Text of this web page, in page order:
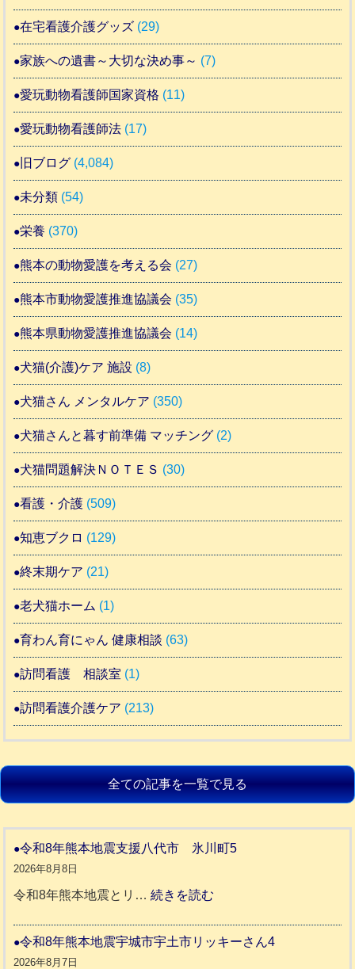
在宅看護介護グッズ (29)
家族への遺書～大切な決め事～ (7)
愛玩動物看護師国家資格 (11)
愛玩動物看護師法 (17)
旧ブログ (4,084)
未分類 (54)
栄養 (370)
熊本の動物愛護を考える会 (27)
熊本市動物愛護推進協議会 (35)
熊本県動物愛護推進協議会 (14)
犬猫(介護)ケア 施設 (8)
犬猫さん メンタルケア (350)
犬猫さんと暮す前準備 マッチング (2)
犬猫問題解決ＮＯＴＥＳ (30)
看護・介護 (509)
知恵ブクロ (129)
終末期ケア (21)
老犬猫ホーム (1)
育わん育にゃん 健康相談 (63)
訪問看護 相談室 (1)
訪問看護介護ケア (213)
全ての記事を一覧で見る
令和8年熊本地震支援八代市 氷川町5
2026年8月8日
令和8年熊本地震とリ…続きを読む
和
令和8年熊本地震宇城市宇土市リッキーさん4
2026年8月7日